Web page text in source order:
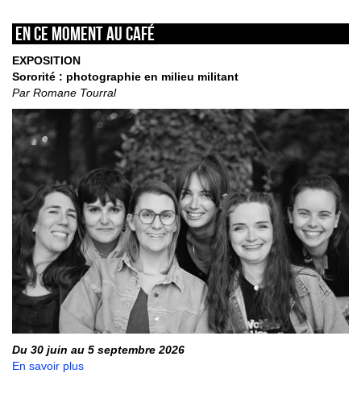
En ce moment au café
EXPOSITION
Sororité : photographie en milieu militant
Par Romane Tourral
Du 30 juin au 5 septembre 2026
En savoir plus